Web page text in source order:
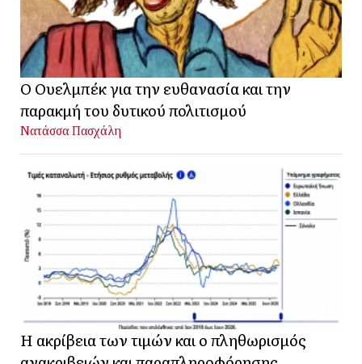
Ο Ουελμπέκ για την ευθανασία και την
παρακμή του δυτικού πολιτισμού
Νατάσσα Πασχάλη
Η ακρίβεια των τιμών και ο πληθωρισμός